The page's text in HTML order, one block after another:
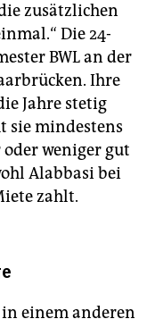
zusätzlichen
Die 24-
BWL an der
Ihre
Jahre stetig
sie mindestens
oder weniger gut
Alabbasi bei
zahlt.
einem anderen